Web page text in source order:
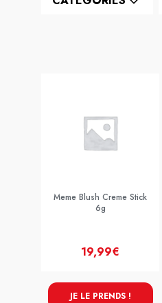
Meme Blush Creme Stick
6g
19,99€
JE LE PRENDS !